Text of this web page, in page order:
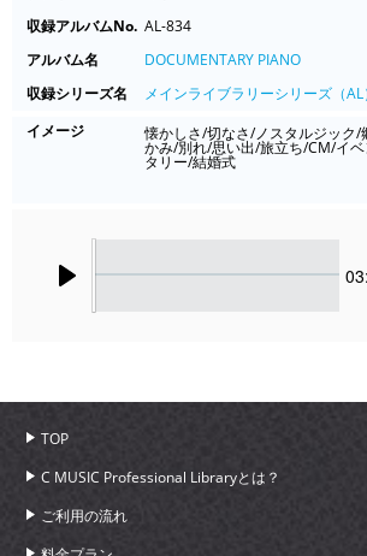
収録アルバムNo. AL-834
アルバム名
DOCUMENTARY PIANO
収録シリーズ名
メインライブラリーシリーズ（AL
イメージ
懐かしさ/切なさ/ノスタルジック
かみ/別れ/思い出/旅立ち/CM/イ
タリー/結婚式
TOP
C MUSIC Professional Libraryとは？
ご利用の流れ